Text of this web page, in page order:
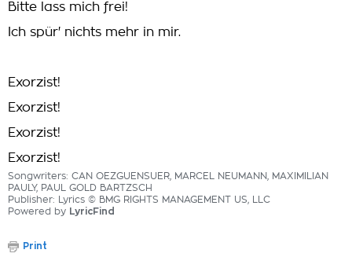
Bitte lass mich frei!
Ich spür' nichts mehr in mir.
Exorzist!
Exorzist!
Exorzist!
Exorzist!
Songwriters: CAN OEZGUENSUER, MARCEL NEUMANN, MAXIMILIAN
PAULY, PAUL GOLD BARTZSCH
Publisher: Lyrics © BMG RIGHTS MANAGEMENT US, LLC
Powered by LyricFind
Print